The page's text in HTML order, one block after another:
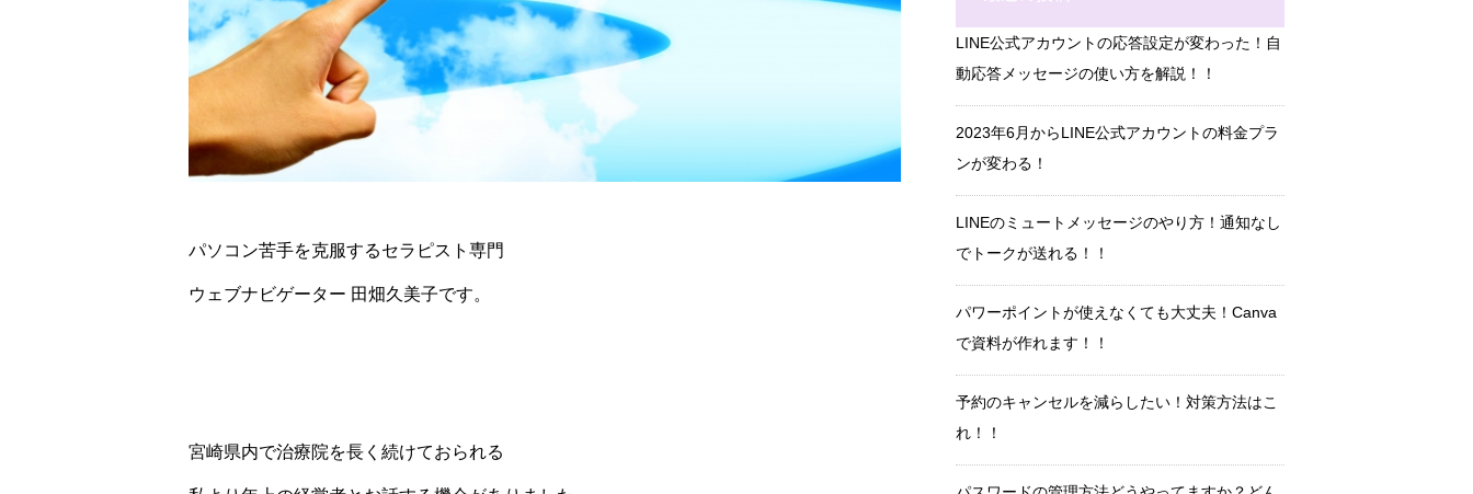
パソコン苦手を克服するセラピスト専門
ウェブナビゲーター 田畑久美子です。
宮崎県内で治療院を長く続けておられる
LINE公式アカウントの応答設定が変わった！自
動応答メッセージの使い方を解説！！
2023年6月からLINE公式アカウントの料金プラ
ンが変わる！
LINEのミュートメッセージのやり方！通知なし
でトークが送れる！！
パワーポイントが使えなくても大丈夫！Canva
で資料が作れます！！
予約のキャンセルを減らしたい！対策方法はこ
れ！！